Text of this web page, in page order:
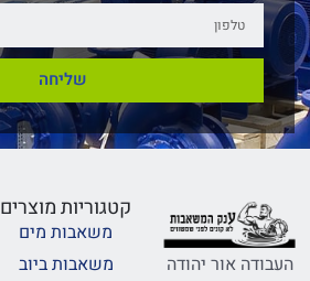
שליחה
העבודה אור יהודה
קטגוריות מוצרים
משאבות מים
משאבות ביוב